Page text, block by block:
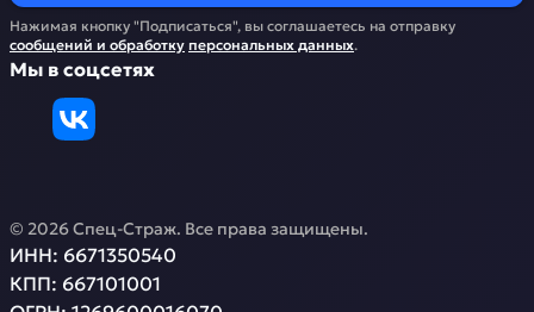
Нажимая кнопку "Подписаться", вы соглашаетесь на отправку
сообщений и обработку персональных данных.
Мы в соцсетях
© 2026Спец-Страж. Все права защищены.
ИНН: 6671350540
КПП: 667101001